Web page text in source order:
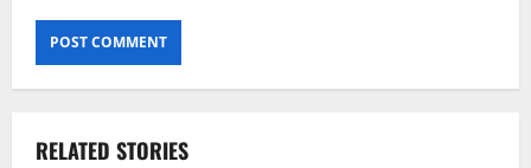
RELATED STORIES